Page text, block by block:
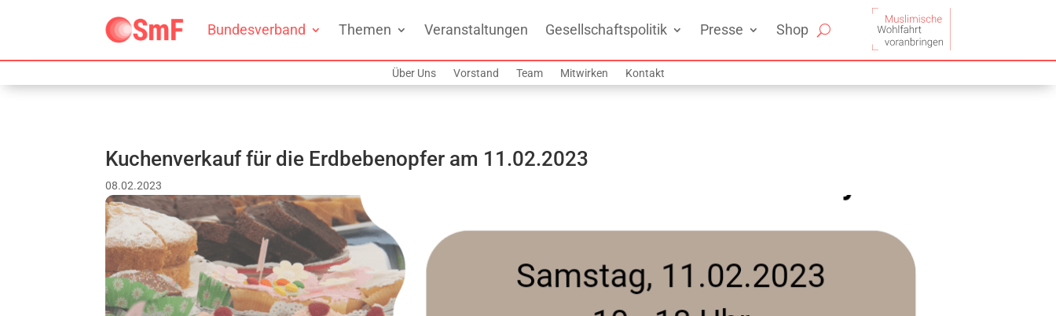
Bundesverband Themen Veranstaltungen Gesellschaftspolitik Presse Shop
Über Uns Vorstand Team Mitwirken Kontakt
Kuchenverkauf für die Erdbebenopfer am 11.02.2023
08.02.2023